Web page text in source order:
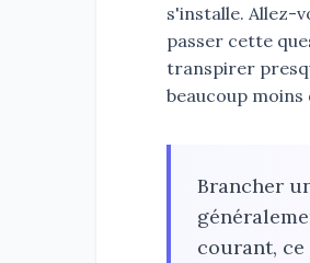
s'installe. Allez-
passer cette
transpirer
beaucoup
Brancher
courant,